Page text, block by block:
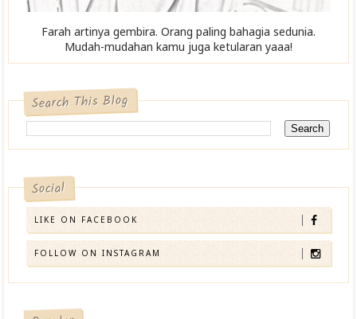
Farah artinya gembira. Orang paling bahagia sedunia.
Mudah-mudahan kamu juga ketularan yaaa!
Search This Blog
Social
LIKE ON FACEBOOK
FOLLOW ON INSTAGRAM